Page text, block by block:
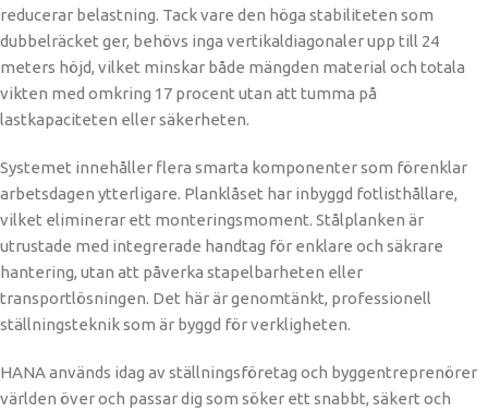
reducerar belastning. Tack vare den höga stabiliteten som
dubbelräcket ger, behövs inga vertikaldiagonaler upp till 24
meters höjd, vilket minskar både mängden material och totala
vikten med omkring 17 procent utan att tumma på
lastkapaciteten eller säkerheten.
Systemet innehåller flera smarta komponenter som förenklar
arbetsdagen ytterligare. Planklåset har inbyggd fotlisthållare,
vilket eliminerar ett monteringsmoment. Stålplanken är
utrustade med integrerade handtag för enklare och säkrare
hantering, utan att påverka stapelbarheten eller
transportlösningen. Det här är genomtänkt, professionell
ställningsteknik som är byggd för verkligheten.
HANA används idag av ställningsföretag och byggentreprenörer
världen över och passar dig som söker ett snabbt, säkert och